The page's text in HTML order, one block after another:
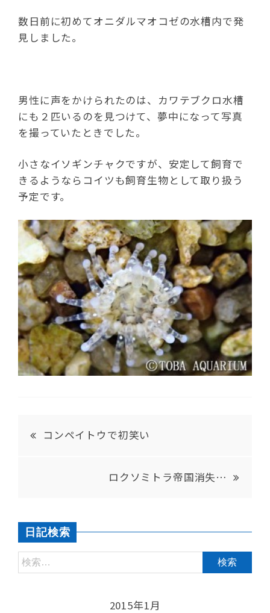
数日前に初めてオニダルマオコゼの水槽内で発
見しました。
男性に声をかけられたのは、カワテブクロ水槽
にも２匹いるのを見つけて、夢中になって写真
を撮っていたときでした。
小さなイソギンチャクですが、安定して飼育で
きるようならコイツも飼育生物として取り扱う
予定です。
コンペイトウで初笑い
ロクソミトラ帝国消失…
日記検索
2015年1月